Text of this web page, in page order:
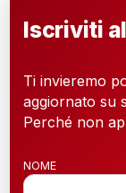
Iscriviti
Ti invieremo
aggiornato su
Perché non
NOME